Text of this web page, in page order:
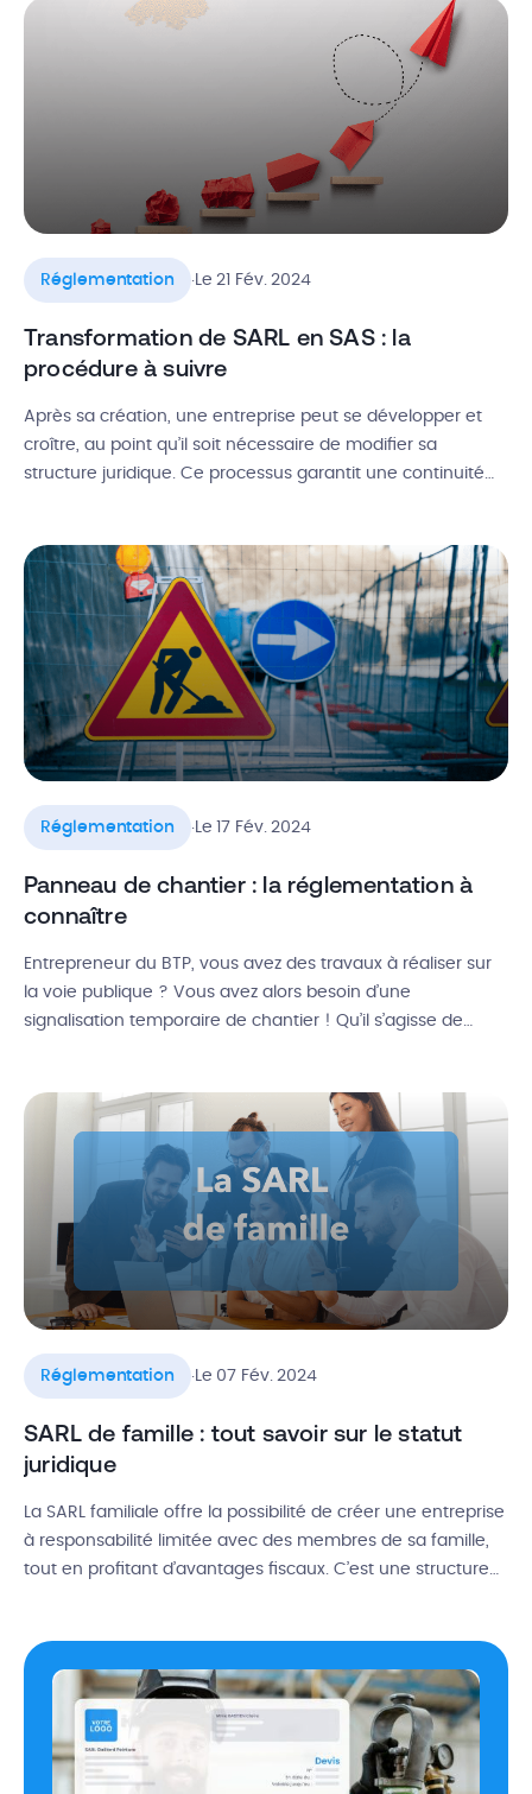
rigoureuse ! Elle impose le respect de standards
spécifiques concernant la conception, […]
Réglementation Le 21 Fév. 2024
Transformation de SARL en SAS : la
procédure à suivre
Après sa création, une entreprise peut se développer et
croître, au point qu’il soit nécessaire de modifier sa
structure juridique. Ce processus garantit une continuité
transformation de SARL en SAS exige toutefois de suivre
des formalités précises. Alors, comment […]
Réglementation .Le 17 Fév. 2024
Panneau de chantier : la réglementation à
connaître
Entrepreneur du BTP, vous avez des travaux à réaliser sur
la voie publique ? Vous avez alors besoin d’une
signalisation temporaire de chantier ! Qu’il s’agisse de
chantier afin d’informer les autorités et les voisins du début
des […]
Réglementation .Le 07 Fév. 2024
SARL de famille : tout savoir sur le statut
juridique
La SARL familiale offre la possibilité de créer une entreprise
à responsabilité limitée avec des membres de sa famille,
tout en profitant d’avantages fiscaux. C’est une structure
de famille et une Société Civile Immobilière (SCI) pour des
activités de […]